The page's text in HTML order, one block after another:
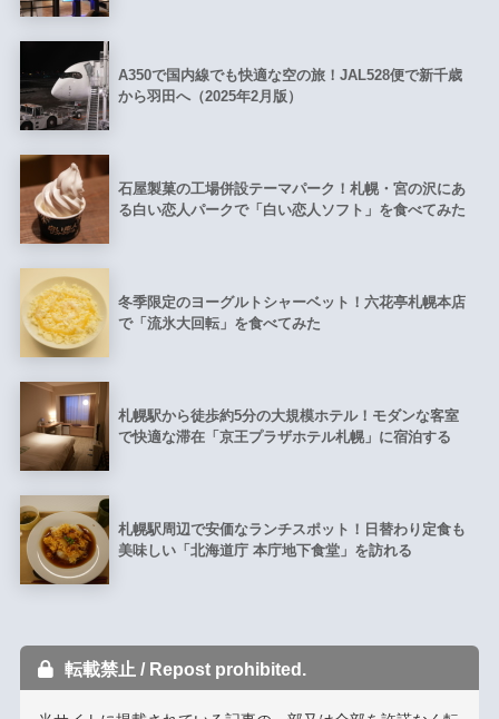
A350で国内線でも快適な空の旅！JAL528便で新千歳
から羽田へ（2025年2月版）
石屋製菓の工場併設テーマパーク！札幌・宮の沢にあ
る白い恋人パークで「白い恋人ソフト」を食べてみた
冬季限定のヨーグルトシャーベット！六花亭札幌本店
で「流氷大回転」を食べてみた
札幌駅から徒歩約5分の大規模ホテル！モダンな客室
で快適な滞在「京王プラザホテル札幌」に宿泊する
札幌駅周辺で安価なランチスポット！日替わり定食も
美味しい「北海道庁 本庁地下食堂」を訪れる
転載禁止 / Repost prohibited.